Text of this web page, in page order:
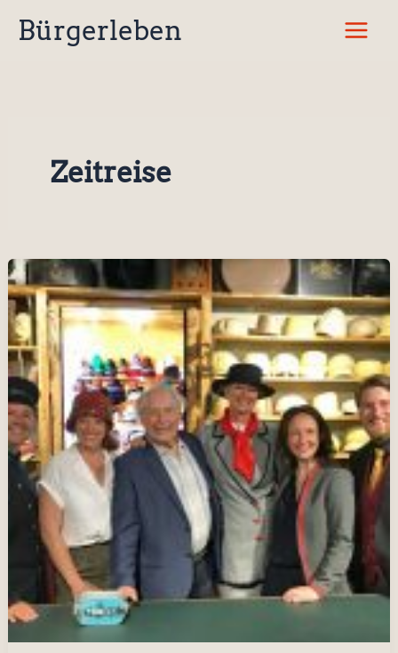
InhaltBürgerleben
Zeitreise